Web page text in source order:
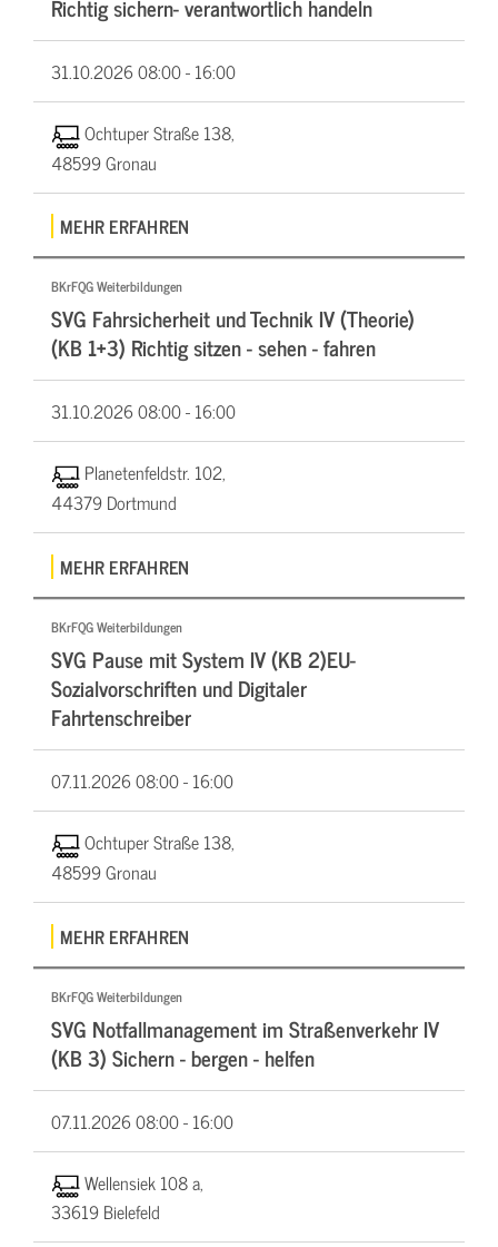
Richtig sichern- verantwortlich handeln
31.10.202608:00 - 16:00
Ochtuper Straße 138,
48599 Gronau
MEHR ERFAHREN
BKrFQG Weiterbildungen
SVG Fahrsicherheit und Technik IV (Theorie)
(KB 1+3) Richtig sitzen - sehen - fahren
31.10.202608:00 - 16:00
Planetenfeldstr. 102,
44379 Dortmund
MEHR ERFAHREN
BKrFQG Weiterbildungen
SVG Pause mit System IV (KB 2)EU-
Sozialvorschriften und Digitaler
Fahrtenschreiber
07.11.202608:00 - 16:00
Ochtuper Straße 138,
48599 Gronau
MEHR ERFAHREN
BKrFQG Weiterbildungen
SVG Notfallmanagement im Straßenverkehr IV
(KB 3) Sichern - bergen - helfen
07.11.202608:00 - 16:00
Wellensiek 108 a,
33619 Bielefeld